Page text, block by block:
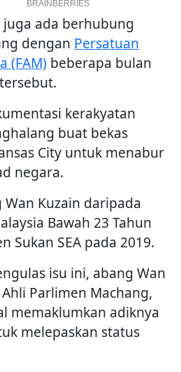
juga ada berhubung
dengan Persatuan
(FAM) beberapa bulan
kerakyatan
buat bekas
City untuk menabur
negara.
Kuzain daripada
Bawah 23 Tahun
Sukan SEA pada 2019.
isu ini, abang Wan
Parlimen Machang,
memaklumkan adiknya
melepaskan status